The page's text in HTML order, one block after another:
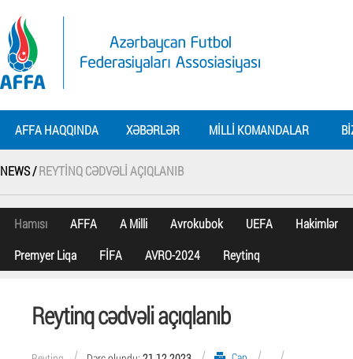
AFFA HAQQINDA XƏBƏRLƏR MILLI KOMANDALAR
NEWS /REYTINQ CƏDVƏLI AÇIQLANIB
Hamısı AFFA A Milli Avrokubok UEFA
Hakimlər
Premyer Liqa
FİFA AVRO-2024 Reytinq
Reytinq cədvəli açıqlanıb